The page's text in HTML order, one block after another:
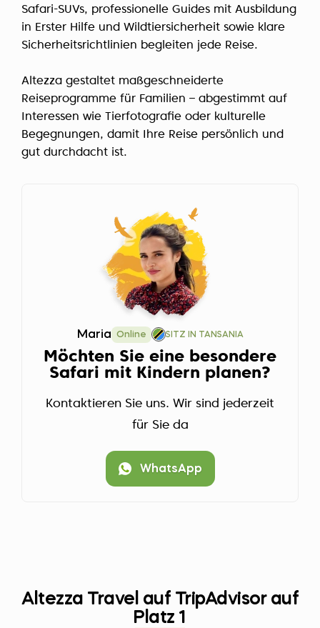
Safari-SUVs, professionelle Guides mit Ausbildung
in Erster Hilfe und Wildtiersicherheit sowie klare
Sicherheitsrichtlinien begleiten jede Reise.
Altezza gestaltet maßgeschneiderte
Reiseprogramme für Familien – abgestimmt auf
Interessen wie Tierfotografie oder kulturelle
Begegnungen, damit Ihre Reise persönlich und
gut durchdacht ist.
Maria Online SITZ IN TANSANIA
Möchten Sie eine besondere
Safari mit Kindern planen?
Kontaktieren Sie uns. Wir sind jederzeit
für Sie da
WhatsApp
Altezza Travel auf TripAdvisor auf
Platz 1